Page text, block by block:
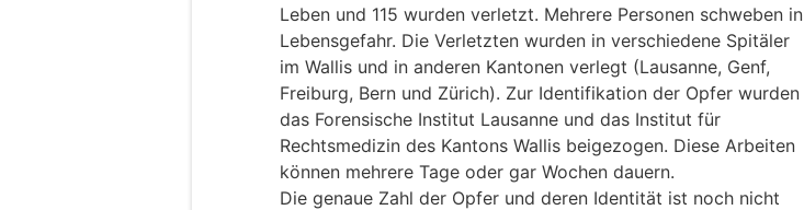
Leben und 115 wurden verletzt. Mehrere Personen schweben in
Lebensgefahr. Die Verletzten wurden in verschiedene Spitäler
im Wallis und in anderen Kantonen verlegt (Lausanne, Genf,
Freiburg, Bern und Zürich). Zur Identifikation der Opfer wurden
das Forensische Institut Lausanne und das Institut für
Rechtsmedizin des Kantons Wallis beigezogen. Diese Arbeiten
können mehrere Tage oder gar Wochen dauern.
Die genaue Zahl der Opfer und deren Identität ist noch nicht